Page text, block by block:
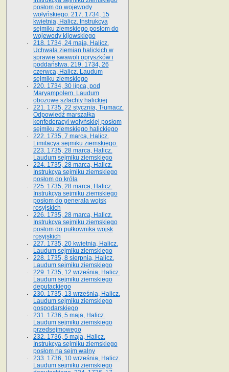
posłom do wojewody
wołyńskiego. 217. 1734, 15
kwietnia, Halicz. Instrukcya
sejmiku ziemskiego posłom do
wojewody kijowskiego
218. 1734, 24 maja, Halicz.
Uchwała ziemian halickich w
sprawie swawoli opryszków i
poddaństwa. 219. 1734, 26
czerwca, Halicz. Laudum
sejmiku ziemskiego
220. 1734, 30 lipca, pod
Maryampolem. Laudum
obozowe szlachty halickiej
221. 1735, 22 stycznia, Tłumacz.
Odpowiedź marszałka
konfederacyi wołyńskiej posłom
sejmiku ziemskiego halickiego
222. 1735, 7 marca, Halicz.
Limitacya sejmiku ziemskiego.
223. 1735, 28 marca, Halicz.
Laudum sejmiku ziemskiego
224. 1735, 28 marca, Halicz.
Instrukcya sejmiku ziemskiego
posłom do króla
225. 1735, 28 marca, Halicz.
Instrukcya sejmiku ziemskiego
posłom do generała wojsk
rosyjskich
226. 1735, 28 marca, Halicz.
Instrukcya sejmiku ziemskiego
posłom do pułkownika wojsk
rosyjskich
227. 1735, 20 kwietnia, Halicz.
Laudum sejmiku ziemskiego
228. 1735, 8 sierpnia, Halicz.
Laudum sejmiku ziemskiego
229. 1735, 12 września, Halicz.
Laudum sejmiku ziemskiego
deputackiego
230. 1735, 13 września, Halicz.
Laudum sejmiku ziemskiego
gospodarskiego
231. 1736, 5 maja, Halicz.
Laudum sejmiku ziemskiego
przedsejmowego
232. 1736, 5 maja, Halicz.
Instrukcya sejmiku ziemskiego
posłom na sejm walny
233. 1736, 10 września, Halicz.
Laudum sejmiku ziemskiego